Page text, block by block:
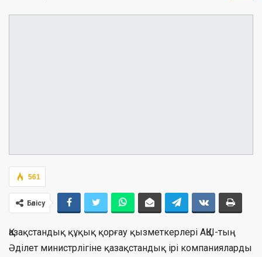
561
Бөлісу
Қазақстандық құқық қорғау қызметкерлері АҚШ-тың
Әділет министрлігіне қазақстандық ірі компанияларды